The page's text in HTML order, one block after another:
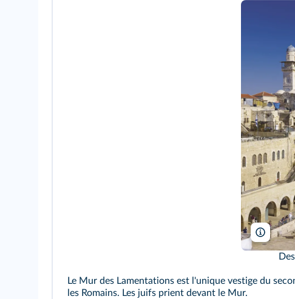
Novarc
Le Mur des Lamentations est l'unique vestige du
les Romains. Les juifs prient devant le Mur.